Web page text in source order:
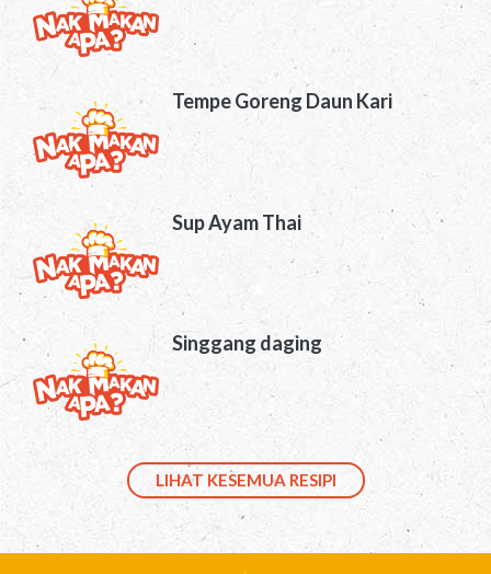
Tempe Goreng Daun Kari
Sup Ayam Thai
Singgang daging
LIHAT KESEMUA RESIPI